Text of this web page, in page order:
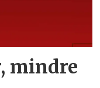
mindre